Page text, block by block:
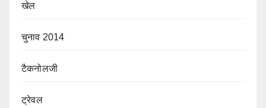
खेल
चुनाव 2014
टैकनोलजी
ट्रेवल